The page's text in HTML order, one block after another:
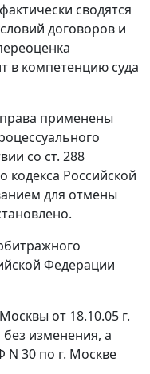
сводятся
договоров и
в компетенцию суда
применены
со ст. 288
кодекса Российской
для отмены
Федерации
от 18.10.05 г.
без изменения, а
30 по г. Москве